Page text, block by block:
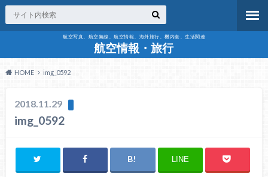
航空写真、航空無線、航空情報、海外旅行、機内食、生活関連
航空情報・旅行
HOME img_0592
2018.11.29
img_0592
LINE